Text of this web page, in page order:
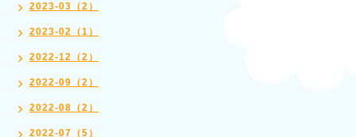
2023-03（2）
2023-02（1）
2022-12（2）
2022-09（2）
2022-08（2）
2022-07（5）